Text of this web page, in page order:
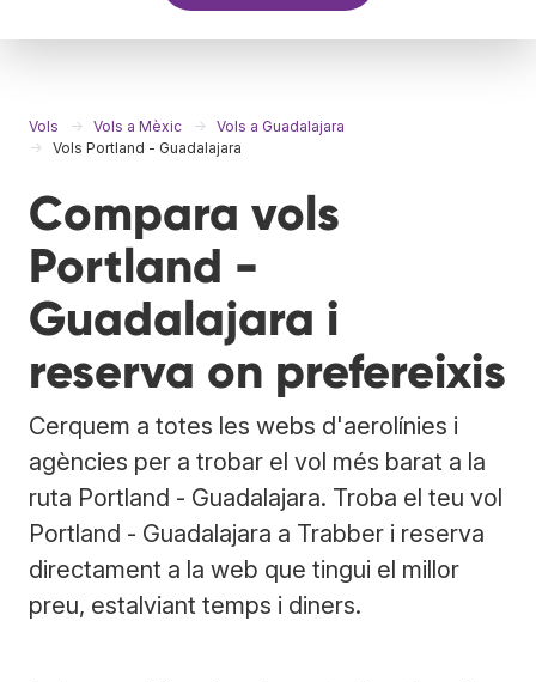
Vols Vols a Mèxic
Vols a Guadalajara
Vols Portland - Guadalajara
Compara vols
Portland -
Guadalajara i
reserva on prefereixis
Cerquem a totes les webs d'aerolínies i
agències per a trobar el vol més barat a la
ruta Portland - Guadalajara. Troba el teu vol
Portland - Guadalajara a Trabber i reserva
directament a la web que tingui el millor
preu, estalviant temps i diners.